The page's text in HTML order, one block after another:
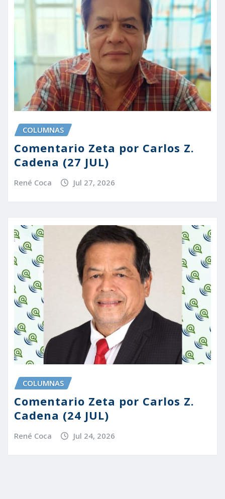
COLUMNAS
Comentario Zeta por Carlos Z.
Cadena (27 JUL)
René Coca Jul 27, 2026
COLUMNAS
Comentario Zeta por Carlos Z.
Cadena (24 JUL)
René Coca Jul 24, 2026